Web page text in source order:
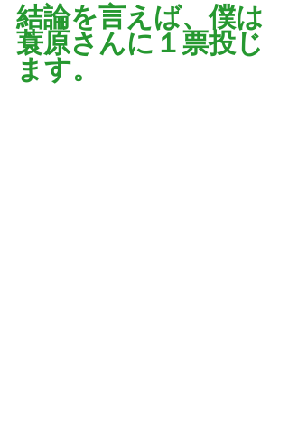
結論を言えば、僕は
蓑原さんに１票投じ
ます。